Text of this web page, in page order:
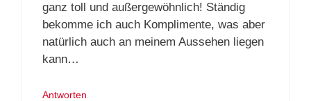
ganz toll und außergewöhnlich! Ständig
bekomme ich auch Komplimente, was aber
natürlich auch an meinem Aussehen liegen
kann…
Antworten